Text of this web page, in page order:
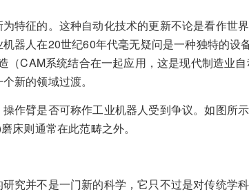
特征的。这种自动化技术的更新不论是看作世
器人在20世纪60年代毫无疑问是一种独特的设
（CAM系统结合在一起应用，这是现代制造业
新的领域过渡。
作臂是否可称作工业机器人受到争议。如图所
床则通常在此范畴之外。
究并不是一门新的科学，它只不过是对传统学